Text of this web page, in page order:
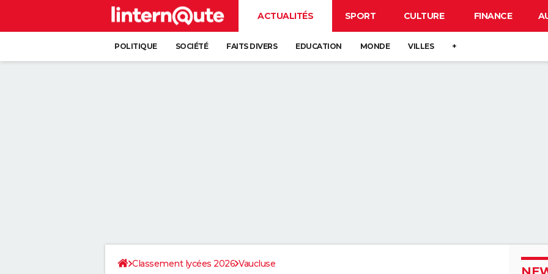
ACTUALITÉS SPORT CULTURE FINANCE
POLITIQUE SOCIÉTÉ FAITS DIVERS EDUCATION MONDE VILLES +
Classement lycées 2026 Vaucluse